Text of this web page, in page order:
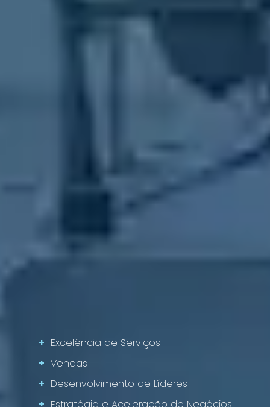
+ Excelência de Serviços
+ Vendas
+ Desenvolvimento de Líderes